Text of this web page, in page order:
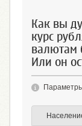
Как вы
курс
валютам
Или он